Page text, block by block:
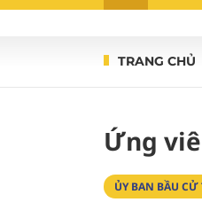
TRANG CHỦ
Ứng
ỦY BAN BẦU